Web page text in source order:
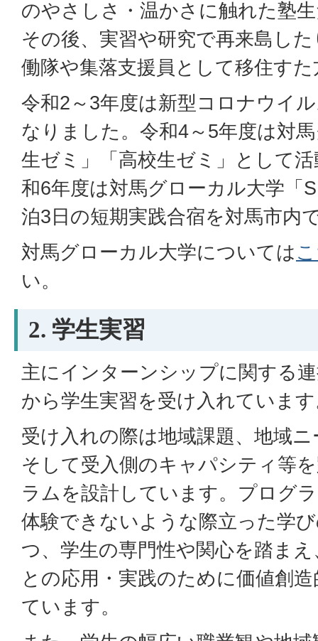
のやさしさ・温かさに触れた塾
その後、実習や研究で再来島し
働隊や集落支援員として移住す
令和2～3年度は新型コロナウイ
なりました。令和4～5年度は対
生ゼミ」「高校生ゼミ」として
和6年度は対馬グローカル大学「
泊3日の短期実践合宿を対馬市内
対馬グローカル大学については
い。
2. 学生実習
主にインターンシップに関する
から学生実習を受け入れていま
受け入れの際は地域課題、地域
そして受入側のキャパシティ等
ラムを設計しています。プログ
体験できないような際立った学
つ、学生の専門性や関心を踏ま
との応用・実践のために価値創
ています。